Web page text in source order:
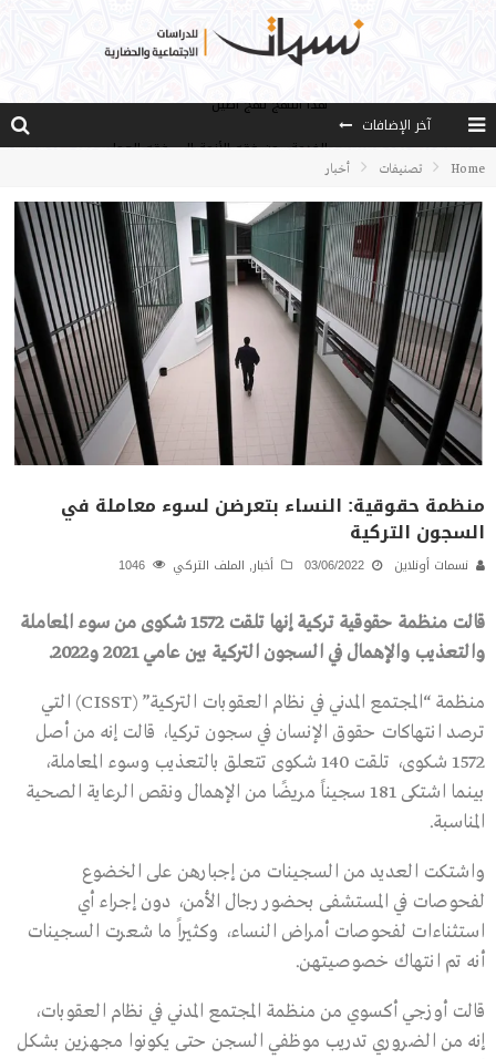
آخر الإضافات
مصادر العلم وسببه
مدارس كولن: التعليم بوصفه مشروعًا لبناء الإنسان والمجتمع
هذا النهج نهج أصيل
Home تصنيفات أخبار
منظمة حقوقية: النساء بتعرضن لسوء معاملة في
السجون التركية
نسمات أونلاين 03/06/2022 أخبار, الملف التركي
قالت منظمة حقوقية تركية إنها تلقت 1572 شكوى من سوء المعاملة
والتعذيب والإهمال في السجون التركية بين عامي 2021 و2022.
منظمة “المجتمع المدني في نظام العقوبات التركية” (CISST) التي
ترصد انتهاكات حقوق الإنسان في سجون تركيا، قالت إنه من أصل
1572 شكوى، تلقت 140 شكوى تتعلق بالتعذيب وسوء المعاملة،
بينما اشتكى 181 سجيناً مريضًا من الإهمال ونقص الرعاية الصحية
المناسبة.
واشتكت العديد من السجينات من إجبارهن على الخضوع
لفحوصات في المستشفى بحضور رجال الأمن، دون إجراء أي
استثناءات لفحوصات أمراض النساء، وكثيراً ما شعرت السجينات
أنه تم انتهاك خصوصيتهن.
قالت أوزجي أكسوي من منظمة المجتمع المدني في نظام العقوبات،
إنه من الضروري تدريب موظفي السجن حتى يكونوا مجهزين بشكل